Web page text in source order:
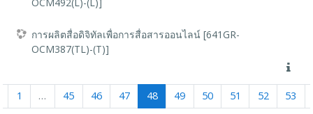
OCM492(L)-(L)]
การผลิตสื่อดิจิทัลเพื่อการสื่อสารออนไลน์ [641GR-
OCM387(TL)-(T)]
1 … 45 46 47 48(current)
49 50 51 52 53